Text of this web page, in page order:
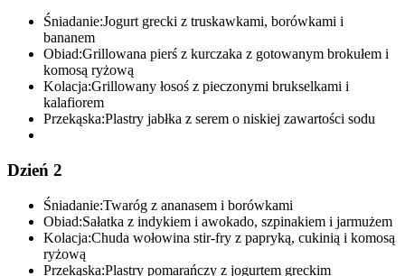
Śniadanie:Jogurt grecki z truskawkami, borówkami i
bananem
Obiad:Grillowana pierś z kurczaka z gotowanym brokułem i
komosą ryżową
Kolacja:Grillowany łosoś z pieczonymi brukselkami i
kalafiorem
Przekąska:Plastry jabłka z serem o niskiej zawartości sodu
Dzień 2
Śniadanie:Twaróg z ananasem i borówkami
Obiad:Sałatka z indykiem i awokado, szpinakiem i jarmużem
Kolacja:Chuda wołowina stir-fry z papryką, cukinią i komosą
ryżową
Przekąska:Plastry pomarańczy z jogurtem greckim